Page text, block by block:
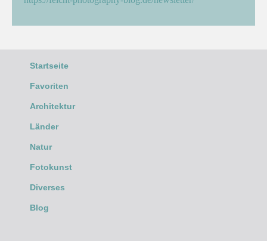
Startseite
Favoriten
Architektur
Länder
Natur
Fotokunst
Diverses
Blog